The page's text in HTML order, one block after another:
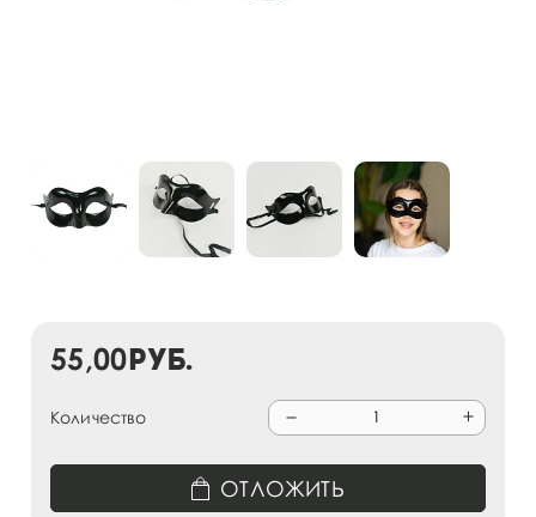
55,00руб.
Количество
ОТЛОЖИТЬ